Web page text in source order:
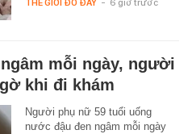
THẾ GIỚI ĐÓ ĐÂY - 6 giờ trước
mỗi ngày, người
khi đi khám
Người phụ nữ 59 tuổi uống
nước đậu đen ngâm mỗi ngày